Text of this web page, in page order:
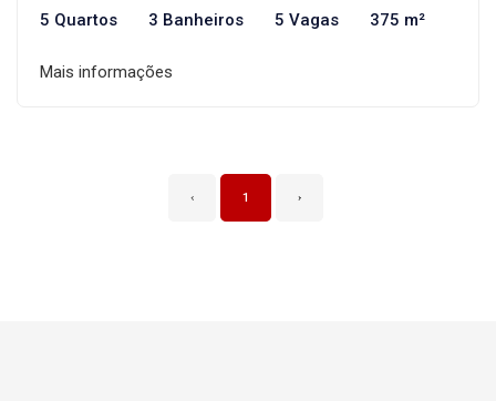
5 Quartos 3 Banheiros 5 Vagas 375 m²
Mais informações
‹ 1 ›